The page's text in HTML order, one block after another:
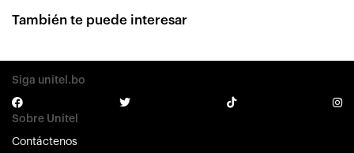
También te puede interesar
Siga unitel.bo
Sobre Unitel
Contáctenos